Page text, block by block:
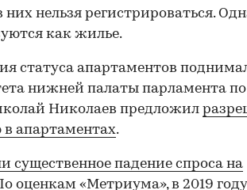
нельзя регистрироваться.
как жилье.
статуса апартаментов
нижней палаты парламента по
Николаев предложил
апартаментах.
существенное падение спроса на
оценкам «Метриума», в 2019